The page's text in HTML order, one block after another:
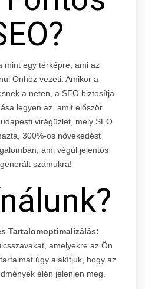
mint egy térképre, ami az
Önhöz vezeti. Amikor a
a neten, a SEO biztosítja,
legyen az, amit először
virágüzlet, mely SEO
300%-os növekedést
ami végül jelentős
számukra!
Tartalomoptimalizálás:
amelyekre az Ön
úgy alakítjuk, hogy az
élén jelenjen meg.